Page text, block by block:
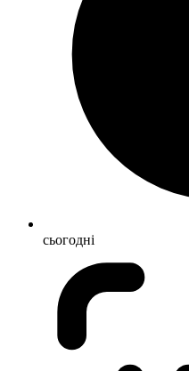
сьогодні